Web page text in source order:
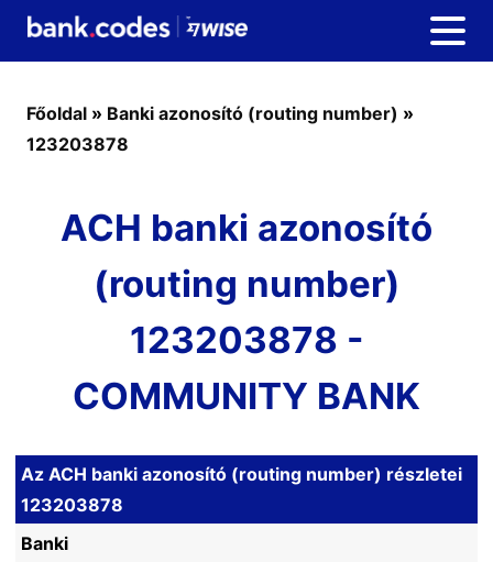
Főoldal » Banki azonosító (routing number) »
123203878
ACH banki azonosító
(routing number)
123203878 -
COMMUNITY BANK
Az ACH banki azonosító (routing number) részletei
123203878
Banki